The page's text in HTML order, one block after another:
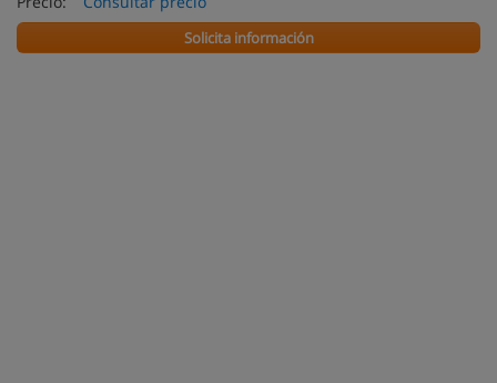
Solicita información